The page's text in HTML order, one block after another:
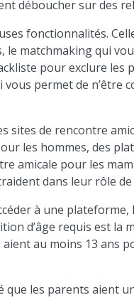
déboucher sur des
fonctionnalités.
le matchmaking qui
pour exclure les
permet de
sites de rencontre
les hommes, des
amicale pour les
dans leur rôle de
à une
d’âge requis est
au moins 13 ans
que les parents aient